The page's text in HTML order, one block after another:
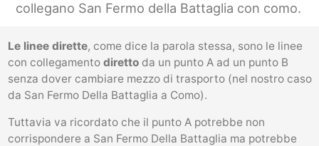
collegano San Fermo della Battaglia con como.
Le linee dirette, come dice la parola stessa, sono le linee
con collegamento direttoda un punto A ad un punto B
senza dover cambiare mezzo di trasporto (nel nostro caso
da San Fermo Della Battaglia a Como).
Tuttavia va ricordato che il punto A potrebbe non
corrispondere a San Fermo Della Battaglia ma potrebbe